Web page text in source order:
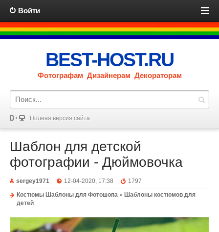
Войти
BEST-HOST.RU
Фотографам Дизайнерам Декораторам
Полная версия сайта
Шаблон для детской
фотографии - Дюймовочка
sergey1971 12-04-2020, 17:38
1797
Костюмы Шаблоны для Фотошопа » Шаблоны костюмов для
детей